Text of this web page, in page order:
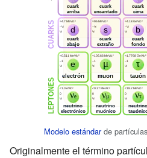
Modelo estándarde
Originalmente el término